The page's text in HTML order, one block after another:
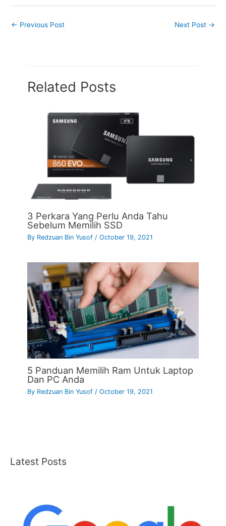
← Previous Post Next Post →
Related Posts
3 Perkara Yang Perlu Anda Tahu
Sebelum Memilih SSD
By Redzuan Bin Yusof/October 19, 2021
5 Panduan Memilih Ram Untuk Laptop
Dan PC Anda
By Redzuan Bin Yusof/October 19, 2021
Latest Posts